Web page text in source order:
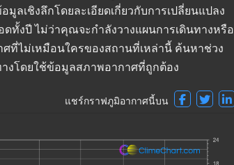
เชิงลึกโดยละเอียดเกี่ยวกับการเปลี่ยนแปลง
งปี ไม่ว่าคุณจะกำลังวางแผนการเดินทางหรือ
ที่ไม่เหมือนใครของสถานที่เหล่านี้ ค้นหาช่วง
งโดยใช้ข้อมูลสภาพอากาศที่ถูกต้อง
แชร์กราฟภูมิอากาศนี้บน